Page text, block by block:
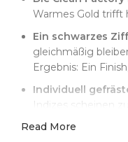
Warmes Gold trifft
Ein schwarzes
gleichmäßig
Ergebnis: Ein
Individuell
Indizes scheinen
Präzision.
Read More